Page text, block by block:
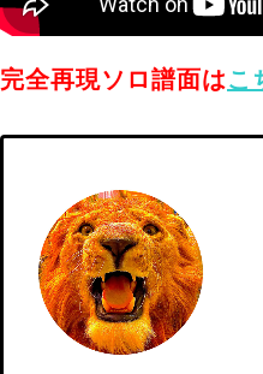
完全再現ソロ譜面はこ